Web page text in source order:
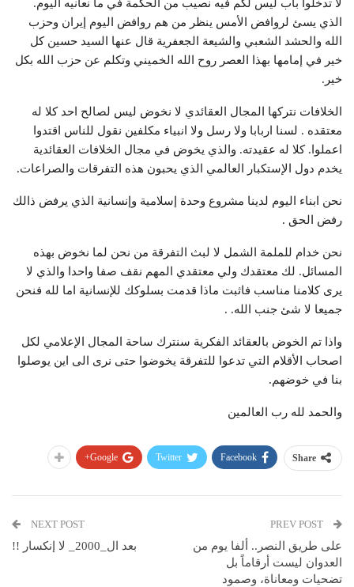
لا تدخلوا باب ليس لكم فيه نصيب من الحكمة في ما نعانيه اليوم.
الذي يسئ لروافض الأمس ينظر من هم روافض اليوم إيران وحزب
الله والحشد الشعبي والشيعة الجعفرية قال عنها السيد حسين كل
خير في إمامها بهذا العصر روح الله الخميني وتكلم عن حزب الله بكل
خير.
الخلافات نتركها المجال العقائدي لا نخوض ليس لصالح احد كلا له
معتقده . لسنا اربابا ولا رسل ولا انبياء مكلفين نقول للناس اقتدوا
اعملوا. كلا له عقيدته. والذي يخوض في مجال الخلافات العقائدية
يخدم دول الإستكبار العالمي الذي يحبون هذه التفرقات والصراعات.
نحن ابناء اليوم لدينا مشروع وحدة إسلامية وإنسانية الذي يرفض ذالك
رفض الحق .
نحن خدام للملمة الشمل لا لبث التفرقة من نحن لما نخوض بهذه
المسائل. لك معتقدك ولي معتقدي المهم نقف صفا واحدا والذي لا
يرى كلامنا مناسب فاثبت ماذا قدمت بسلوكك للإنسانية اما لله فنحن
جميعا لا شئ جنب الله. .
واذا تم الخوض بالعقائد الفكرية سنترك ساحة المجال الإعلامي لكل
اصحاب الأقلام التي تدعوا للتفرقة يخوضوا حتى نرى الى اين يوصلوا
بنا في خوضهم.
والحمد لله رب العالمين
Share
Facebook
Twitter
Google+
على طريق النصر.. ألفا يوم من
العدوان ليست أرقاماً بل
تضحيات ومعاناة، وصمود
NEXT POST
بعد ال_2000_ لا إنكسار !!